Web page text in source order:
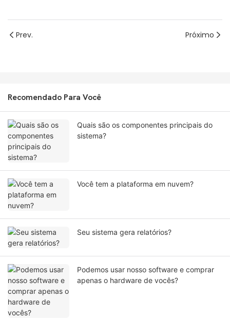
Prev. Próximo
Recomendado Para Você
Quais são os componentes principais do
sistema?
Você tem a plataforma em nuvem?
Seu sistema gera relatórios?
Podemos usar nosso software e comprar
apenas o hardware de vocês?